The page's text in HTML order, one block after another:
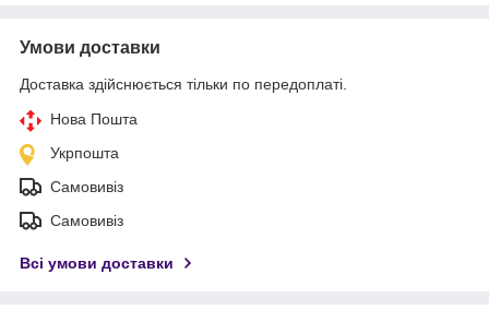
Умови доставки
Доставка здійснюється тільки по передоплаті.
Нова Пошта
Укрпошта
Самовивіз
Самовивіз
Всі умови доставки